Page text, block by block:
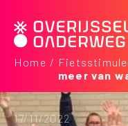
Home
meer van
17/11/2022